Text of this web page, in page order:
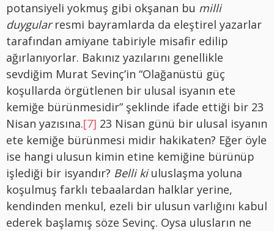
potansiyeli yokmuş gibi okşanan bu milli
duygularresmi bayramlarda da eleştirel yazarlar
tarafından amiyane tabiriyle misafir edilip
ağırlanıyorlar. Bakınız yazılarını genellikle
sevdiğim Murat Sevinç’in “Olağanüstü güç
koşullarda örgütlenen bir ulusal isyanın ete
kemiğe bürünmesidir” şeklinde ifade ettiği bir 23
Nisan yazısına.[7] 23 Nisan günü bir ulusal isyanın
ete kemiğe bürünmesi midir hakikaten? Eğer öyle
ise hangi ulusun kimin etine kemiğine bürünüp
işlediği bir isyandır? Belli kiuluslaşma yoluna
koşulmuş farklı tebaalardan halklar yerine,
kendinden menkul, ezeli bir ulusun varlığını kabul
ederek başlamış söze Sevinç. Oysa ulusların ne